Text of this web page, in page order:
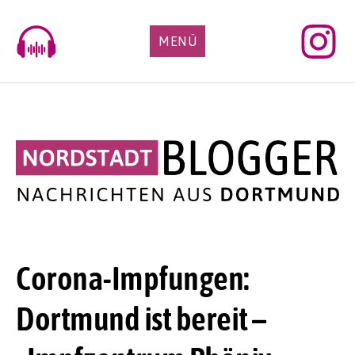
content
MENÜ
Corona-Impfungen:
Dortmund ist bereit –